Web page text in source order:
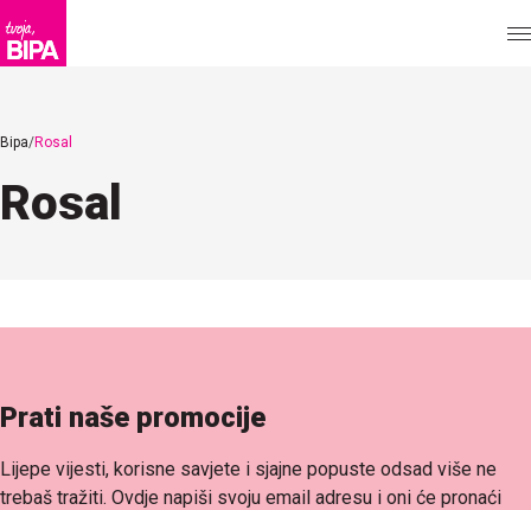
Bipa Rosal
Rosal
Prati naše promocije
Lijepe vijesti, korisne savjete i sjajne popuste odsad više ne
trebaš tražiti. Ovdje napiši svoju email adresu i oni će pronaći